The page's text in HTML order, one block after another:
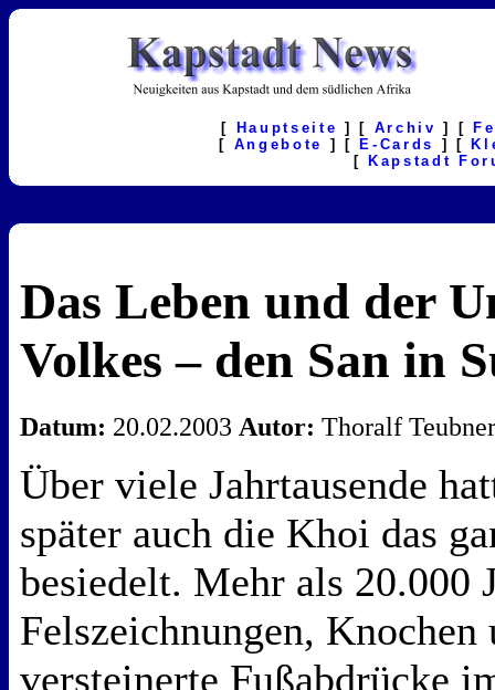
[ Hauptseite ] [ Archiv ] [
[ Angebote ] [ E-Cards ] [
[
Kapstadt
Das Leben und der
Volkes – den San in
Datum: 20.02.2003 Autor: Thoralf
Über viele Jahrtausende
später auch die Khoi das
besiedelt. Mehr als 20.000
Felszeichnungen, Knochen
versteinerte Fußabdrücke